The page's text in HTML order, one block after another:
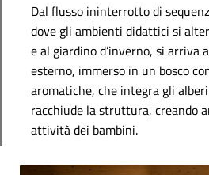
Dal flusso ininterrotto di
dove gli ambienti didattici si
e al giardino d’inverno, si arriva
esterno, immerso in un bosco
aromatiche, che integra gli
racchiude la struttura, creando
attività dei bambini.